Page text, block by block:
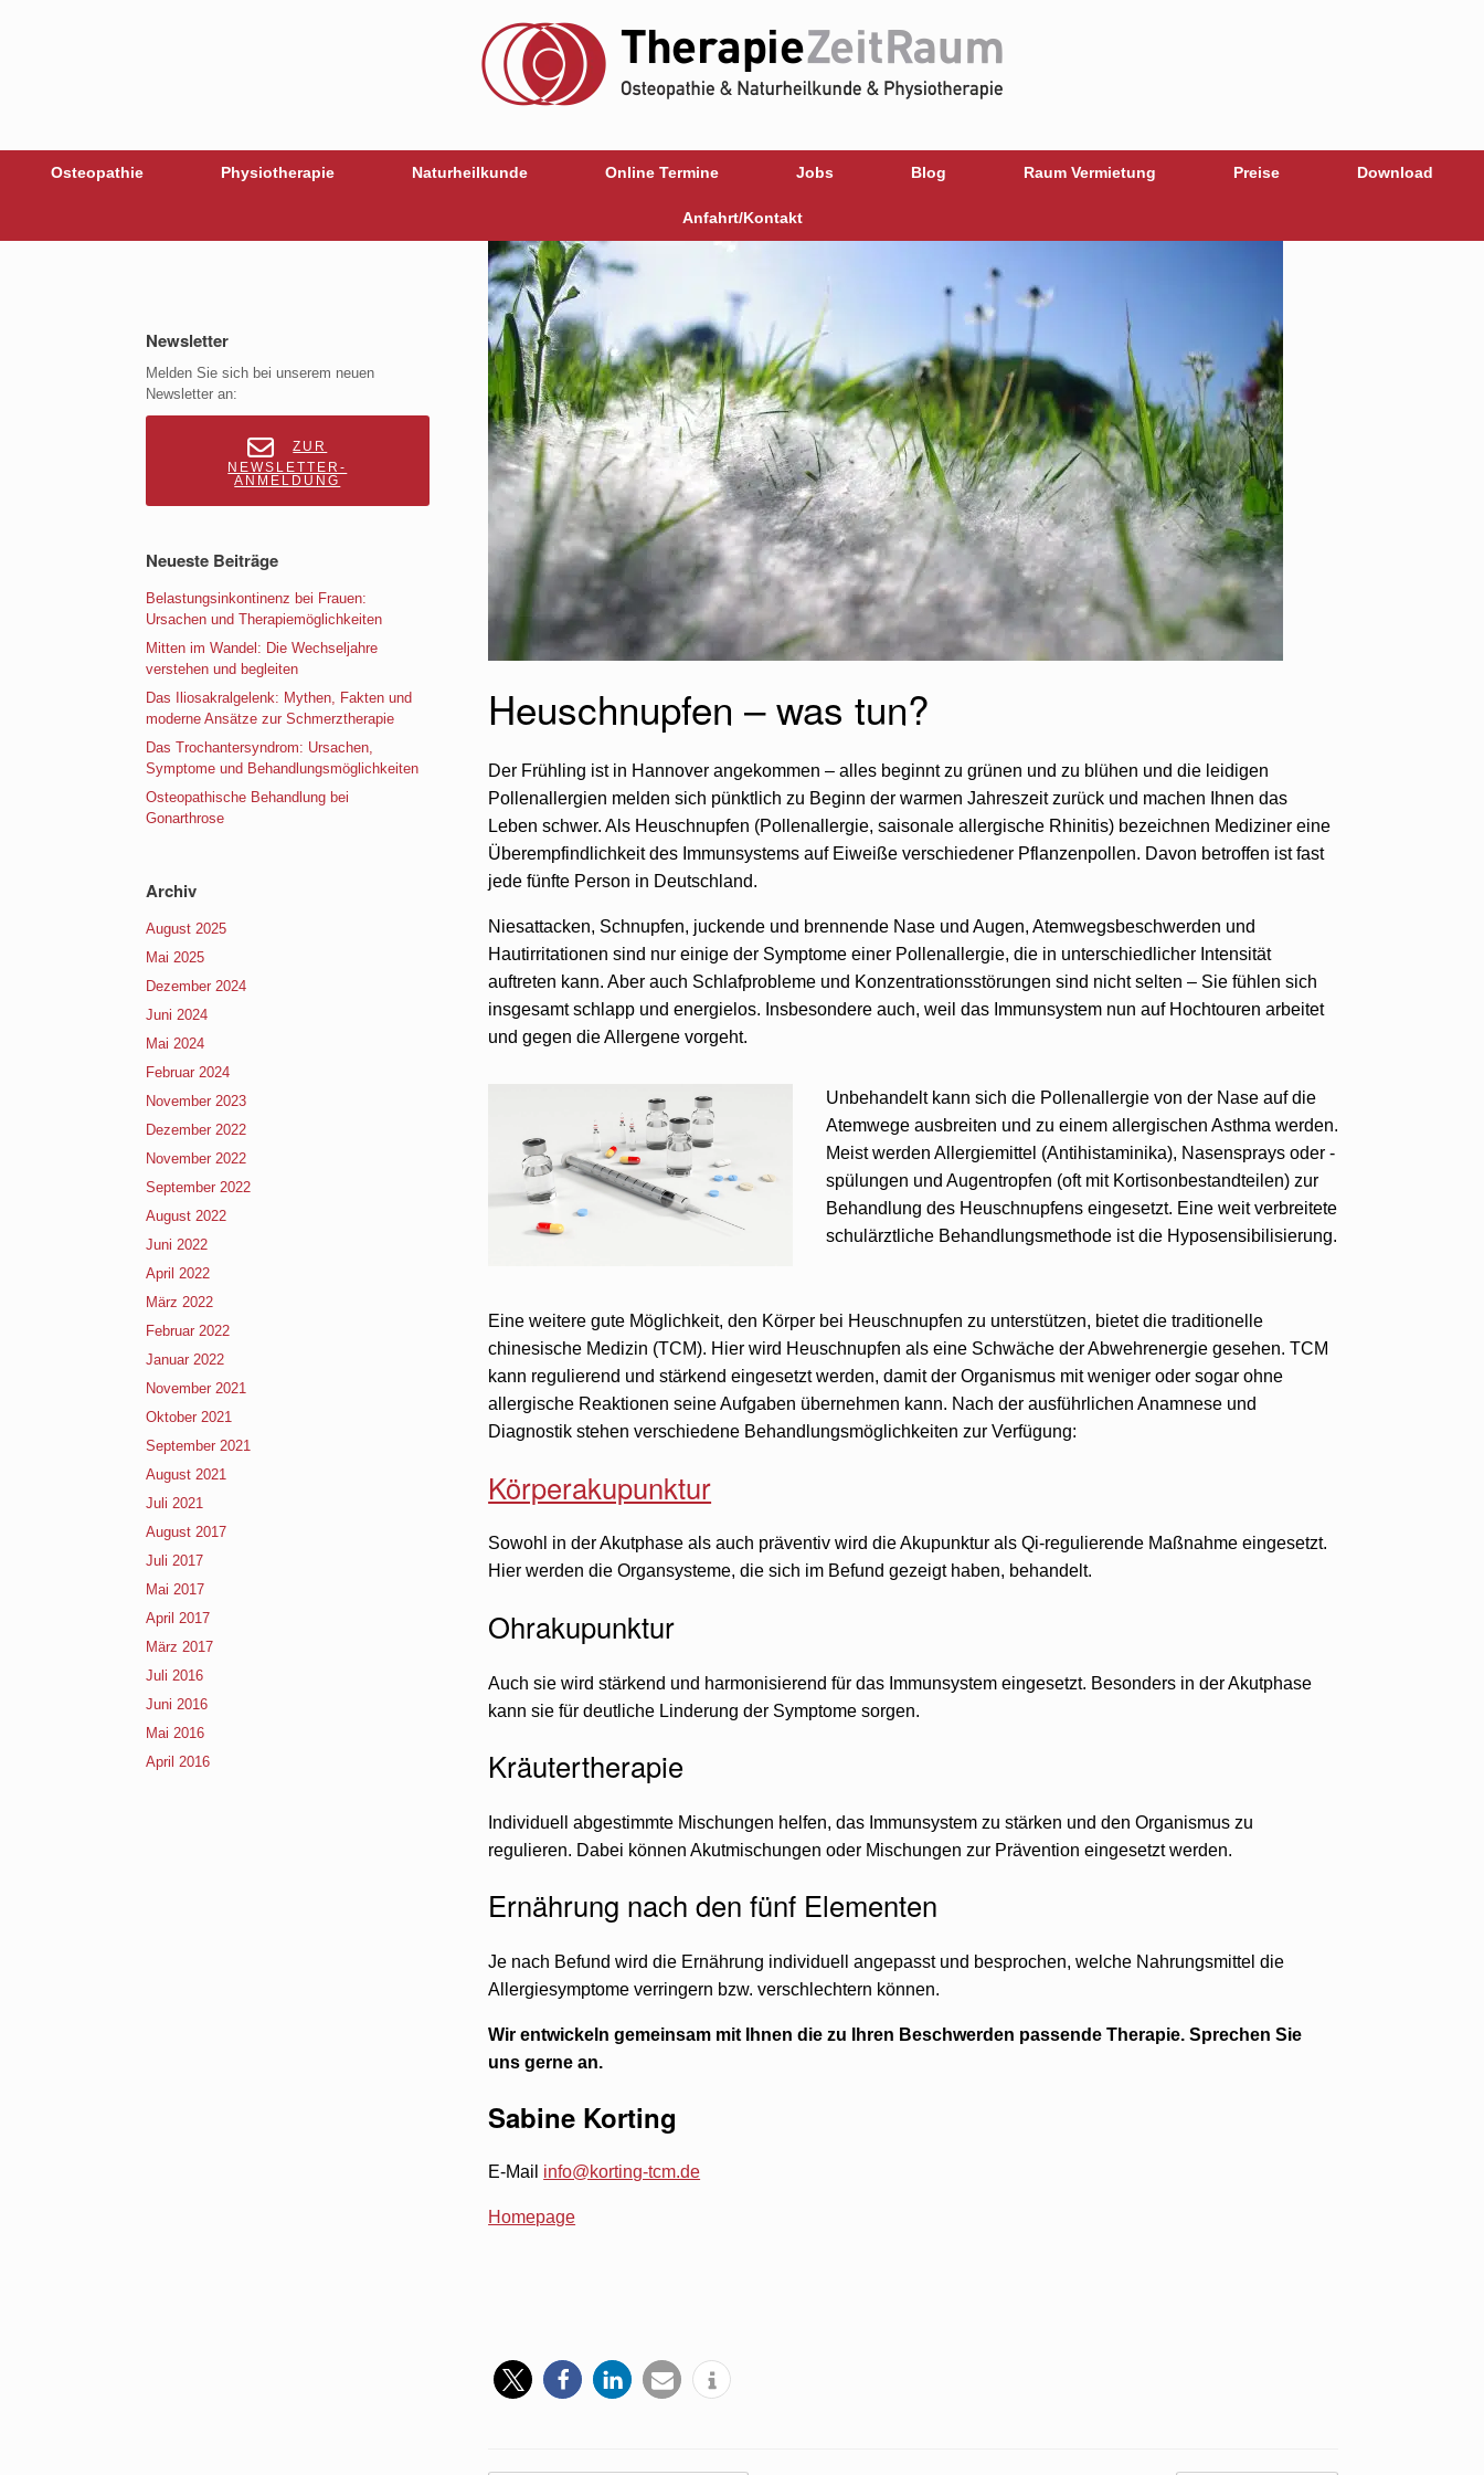
Osteopathie Physiotherapie Naturheilkunde Online Termine Jobs Blog Raum Vermietung Preise Download
Anfahrt/Kontakt
Heuschnupfen – was tun?
Der Frühling ist in Hannover angekommen – alles beginnt zu grünen und zu blühen und die leidigen
Pollenallergien melden sich pünktlich zu Beginn der warmen Jahreszeit zurück und machen Ihnen das
Leben schwer. Als Heuschnupfen (Pollenallergie, saisonale allergische Rhinitis) bezeichnen Mediziner eine
Überempfindlichkeit des Immunsystems auf Eiweiße verschiedener Pflanzenpollen. Davon betroffen ist fast
jede fünfte Person in Deutschland.
Niesattacken, Schnupfen, juckende und brennende Nase und Augen, Atemwegsbeschwerden und
Hautirritationen sind nur einige der Symptome einer Pollenallergie, die in unterschiedlicher Intensität
auftreten kann. Aber auch Schlafprobleme und Konzentrationsstörungen sind nicht selten – Sie fühlen sich
insgesamt schlapp und energielos. Insbesondere auch, weil das Immunsystem nun auf Hochtouren arbeitet
und gegen die Allergene vorgeht.
Unbehandelt kann sich die Pollenallergie von der Nase auf die
Atemwege ausbreiten und zu einem allergischen Asthma werden.
Meist werden Allergiemittel (Antihistaminika), Nasensprays oder -
spülungen und Augentropfen (oft mit Kortisonbestandteilen) zur
Behandlung des Heuschnupfens eingesetzt. Eine weit verbreitete
schulärztliche Behandlungsmethode ist die Hyposensibilisierung.
Eine weitere gute Möglichkeit, den Körper bei Heuschnupfen zu unterstützen, bietet die traditionelle
chinesische Medizin (TCM). Hier wird Heuschnupfen als eine Schwäche der Abwehrenergie gesehen. TCM
kann regulierend und stärkend eingesetzt werden, damit der Organismus mit weniger oder sogar ohne
allergische Reaktionen seine Aufgaben übernehmen kann. Nach der ausführlichen Anamnese und
Diagnostik stehen verschiedene Behandlungsmöglichkeiten zur Verfügung:
Körperakupunktur
Sowohl in der Akutphase als auch präventiv wird die Akupunktur als Qi-regulierende Maßnahme eingesetzt.
Hier werden die Organsysteme, die sich im Befund gezeigt haben, behandelt.
Ohrakupunktur
Auch sie wird stärkend und harmonisierend für das Immunsystem eingesetzt. Besonders in der Akutphase
kann sie für deutliche Linderung der Symptome sorgen.
Kräutertherapie
Individuell abgestimmte Mischungen helfen, das Immunsystem zu stärken und den Organismus zu
regulieren. Dabei können Akutmischungen oder Mischungen zur Prävention eingesetzt werden.
Ernährung nach den fünf Elementen
Je nach Befund wird die Ernährung individuell angepasst und besprochen, welche Nahrungsmittel die
Allergiesymptome verringern bzw. verschlechtern können.
Wir entwickeln gemeinsam mit Ihnen die zu Ihren Beschwerden passende Therapie. Sprechen Sie
uns gerne an.
Sabine Korting
E-Mail info@korting-tcm.de
Homepage
Newsletter
Melden Sie sich bei unserem neuen
Newsletter an:
ZUR
NEWSLETTER-
ANMELDUNG
Neueste Beiträge
Belastungsinkontinenz bei Frauen:
Ursachen und Therapiemöglichkeiten
Mitten im Wandel: Die Wechseljahre
verstehen und begleiten
Das Iliosakralgelenk: Mythen, Fakten und
moderne Ansätze zur Schmerztherapie
Das Trochantersyndrom: Ursachen,
Symptome und Behandlungsmöglichkeiten
Osteopathische Behandlung bei
Gonarthrose
Archiv
August 2025
Mai 2025
Dezember 2024
Juni 2024
Mai 2024
Februar 2024
November 2023
Dezember 2022
November 2022
September 2022
August 2022
Juni 2022
April 2022
März 2022
Februar 2022
Januar 2022
November 2021
Oktober 2021
September 2021
August 2021
Juli 2021
August 2017
Juli 2017
Mai 2017
April 2017
März 2017
Juli 2016
Juni 2016
Mai 2016
April 2016